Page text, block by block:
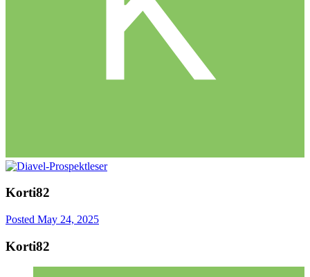
Korti82
Posted May 24, 2025
Korti82